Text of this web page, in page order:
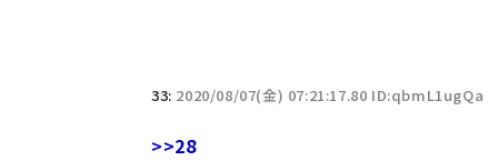
33: 2020/08/07(金) 07:21:17.80 ID:qbmL1ugQa
>>28